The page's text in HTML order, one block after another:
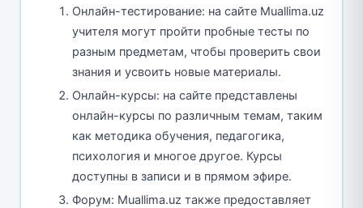
Онлайн-тестирование: на сайте Muallima.uz
учителя могут пройти пробные тесты по
разным предметам, чтобы проверить свои
знания и усвоить новые материалы.
Онлайн-курсы: на сайте представлены
онлайн-курсы по различным темам, таким
как методика обучения, педагогика,
психология и многое другое. Курсы
доступны в записи и в прямом эфире.
Форум: Muallima.uz также предоставляет